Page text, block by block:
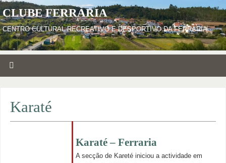
CLUBE FERRARIA
CENTRO CULTURAL RECREATIVO E DESPORTIVO DA FERRARIA
Karaté
Karaté – Ferraria
A secção de Kareté iniciou a actividade em